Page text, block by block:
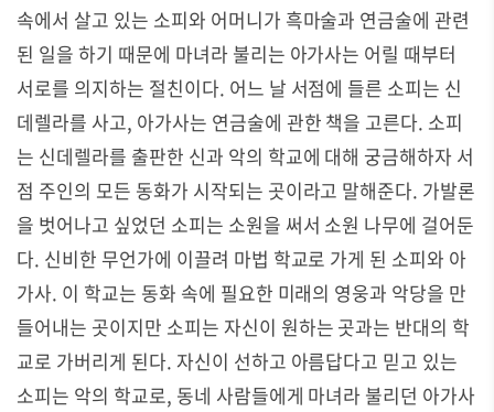
속에서 살고 있는 소피와 어머니가 흑마술과 연금술에 관련
된 일을 하기 때문에 마녀라 불리는 아가사는 어릴 때부터
서로를 의지하는 절친이다. 어느 날 서점에 들른 소피는 신
데렐라를 사고, 아가사는 연금술에 관한 책을 고른다. 소피
는 신데렐라를 출판한 신과 악의 학교에 대해 궁금해하자 서
점 주인의 모든 동화가 시작되는 곳이라고 말해준다. 가발론
을 벗어나고 싶었던 소피는 소원을 써서 소원 나무에 걸어둔
다. 신비한 무언가에 이끌려 마법 학교로 가게 된 소피와 아
가사. 이 학교는 동화 속에 필요한 미래의 영웅과 악당을 만
들어내는 곳이지만 소피는 자신이 원하는 곳과는 반대의 학
교로 가버리게 된다. 자신이 선하고 아름답다고 믿고 있는
소피는 악의 학교로, 동네 사람들에게 마녀라 불리던 아가사